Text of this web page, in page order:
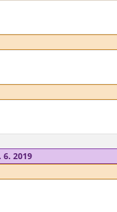
6. 2019